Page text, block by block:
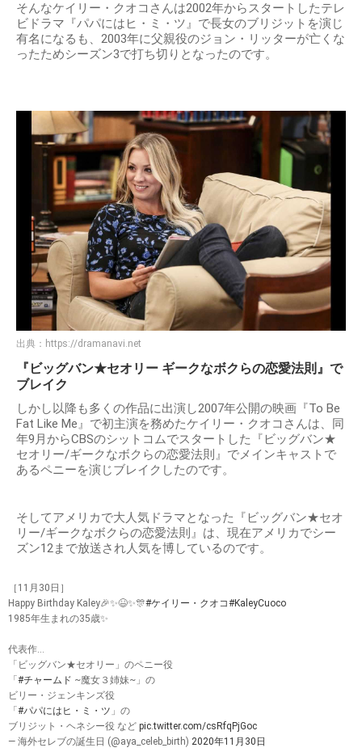
そんなケイリー・クオコさんは2002年からスタートしたテレ
ビドラマ『パパにはヒ・ミ・ツ』で長女のブリジットを演じ
有名になるも、2003年に父親役のジョン・リッターが亡くな
ったためシーズン3で打ち切りとなったのです。
出典： https://dramanavi.net
『ビッグバン★セオリー ギークなボクらの恋愛法則』で
ブレイク
しかし以降も多くの作品に出演し2007年公開の映画『To Be
Fat Like Me』で初主演を務めたケイリー・クオコさんは、同
年9月からCBSのシットコムでスタートした『ビッグバン★
セオリー/ギークなボクらの恋愛法則』でメインキャストで
あるペニーを演じブレイクしたのです。
そしてアメリカで大人気ドラマとなった『ビッグバン★セオ
リー/ギークなボクらの恋愛法則』は、現在アメリカでシー
ズン12まで放送され人気を博しているのです。
［11月30日］
Happy Birthday Kaley🎉✨😆✨🎊#ケイリー・クオコ#KaleyCuoco
1985年生まれの35歳✨
代表作…
「ビッグバン★セオリー」のペニー役
「 #チャームド ~魔女３姉妹~」の
ビリー・ジェンキンズ役
「 #パパにはヒ・ミ・ツ 」の
ブリジット・ヘネシー役 など pic.twitter.com/csRfqPjGoc
— 海外セレブの誕生日 (@aya_celeb_birth) 2020年11月30日